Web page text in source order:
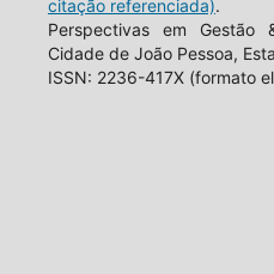
citação referenciada).
Perspectivas em Gestão
Cidade de João Pessoa,
ISSN: 2236-417X (formato